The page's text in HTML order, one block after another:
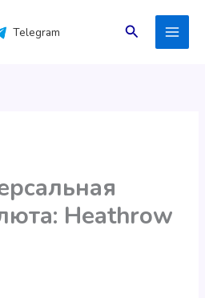
Telegram Поиск
Heathrow